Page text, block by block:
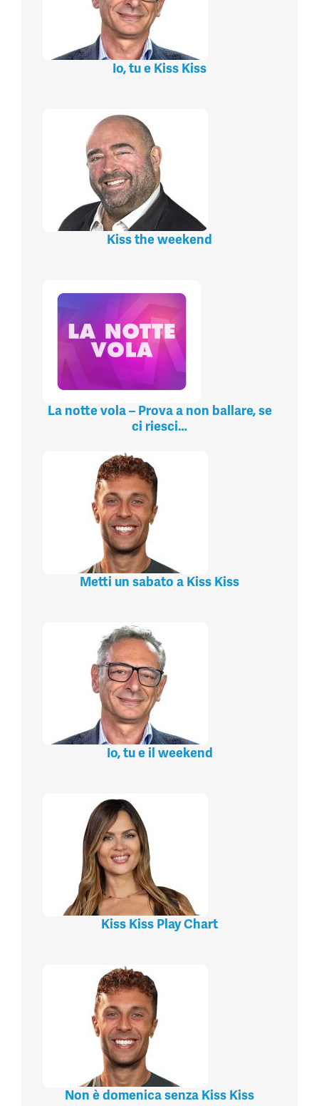
Io, tu e Kiss Kiss
Kiss the weekend
La notte vola – Prova a non ballare, se
ci riesci…
Metti un sabato a Kiss Kiss
Io, tu e il weekend
Kiss Kiss Play Chart
Non è domenica senza Kiss Kiss